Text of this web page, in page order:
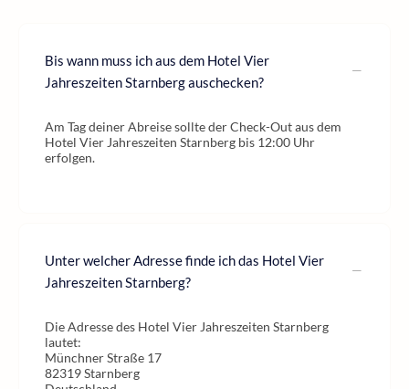
Bis wann muss ich aus dem Hotel Vier
Jahreszeiten Starnberg auschecken?
Am Tag deiner Abreise sollte der Check-Out aus dem
Hotel Vier Jahreszeiten Starnberg bis 12:00 Uhr
erfolgen.
Unter welcher Adresse finde ich das Hotel Vier
Jahreszeiten Starnberg?
Die Adresse des Hotel Vier Jahreszeiten Starnberg
lautet:
Münchner Straße 17
82319 Starnberg